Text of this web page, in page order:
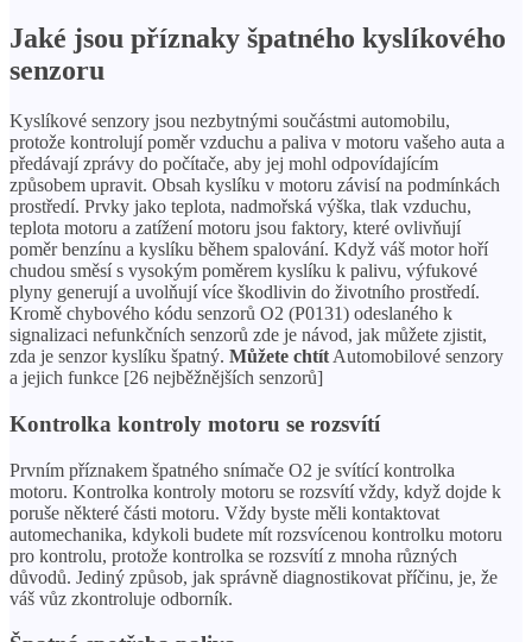
Jaké jsou příznaky špatného kyslíkového
senzoru
Kyslíkové senzory jsou nezbytnými součástmi automobilu,
protože kontrolují poměr vzduchu a paliva v motoru vašeho auta a
předávají zprávy do počítače, aby jej mohl odpovídajícím
způsobem upravit. Obsah kyslíku v motoru závisí na podmínkách
prostředí. Prvky jako teplota, nadmořská výška, tlak vzduchu,
teplota motoru a zatížení motoru jsou faktory, které ovlivňují
poměr benzínu a kyslíku během spalování. Když váš motor hoří
chudou směsí s vysokým poměrem kyslíku k palivu, výfukové
plyny generují a uvolňují více škodlivin do životního prostředí.
Kromě chybového kódu senzorů O2 (P0131) odeslaného k
signalizaci nefunkčních senzorů zde je návod, jak můžete zjistit,
zda je senzor kyslíku špatný. Můžete chtít Automobilové senzory
a jejich funkce [26 nejběžnějších senzorů]
Kontrolka kontroly motoru se rozsvítí
Prvním příznakem špatného snímače O2 je svítící kontrolka
motoru. Kontrolka kontroly motoru se rozsvítí vždy, když dojde k
poruše některé části motoru. Vždy byste měli kontaktovat
automechanika, kdykoli budete mít rozsvícenou kontrolku motoru
pro kontrolu, protože kontrolka se rozsvítí z mnoha různých
důvodů. Jediný způsob, jak správně diagnostikovat příčinu, je, že
váš vůz zkontroluje odborník.